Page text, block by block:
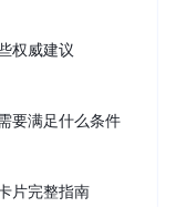
权威建议
要满足什么条件
片完整指南